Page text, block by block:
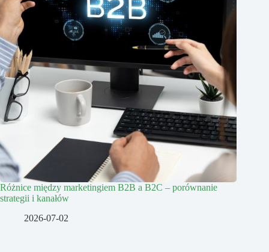
Różnice między marketingiem B2B a B2C – porównanie
strategii i kanałów
2026-07-02